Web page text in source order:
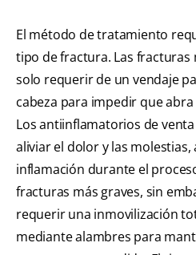
El método de tratamiento
tipo de fractura. Las fracturas
solo requerir de un vendaje
cabeza para impedir que
Los antiinflamatorios de
aliviar el dolor y las
inflamación durante el
fracturas más graves, sin
requerir una inmovilización
mediante alambres para